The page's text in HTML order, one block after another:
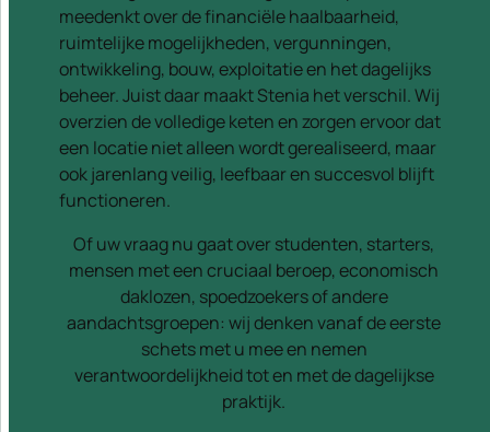
meedenkt over de financiële haalbaarheid,
ruimtelijke mogelijkheden, vergunningen,
ontwikkeling, bouw, exploitatie en het dagelijks
beheer. Juist daar maakt Stenia het verschil. Wij
overzien de volledige keten en zorgen ervoor dat
een locatie niet alleen wordt gerealiseerd, maar
ook jarenlang veilig, leefbaar en succesvol blijft
functioneren.
Of uw vraag nu gaat over studenten, starters,
mensen met een cruciaal beroep, economisch
daklozen, spoedzoekers of andere
aandachtsgroepen: wij denken vanaf de eerste
schets met u mee en nemen
verantwoordelijkheid tot en met de dagelijkse
praktijk.